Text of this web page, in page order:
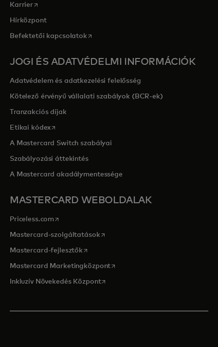
Karrieropens in a new tab
Hírközpont
Befektetői kapcsolatokopens in a new tab
JOGI ÉS ADATVÉDELMI INFORMÁCIÓK
Adatvédelem és adatkezelési felelősség
Kötelező érvényű vállalati szabályok (BCR-ek)
Tranzakciós díjak
Etikai kódexopens in a new tab
A Mastercard Switch szabályai
Szabályozási áttekintés
A Mastercard akadálymentessége
MASTERCARD WEBOLDALAK
Priceless.com opens in a new tab
Mastercard-szolgáltatásokopens in a new tab
Mastercard-fejlesztők opens in a new tab
Mastercard Marketingközpontopens in a new tab
Inkluzív Növekedés Központopens in a new tab